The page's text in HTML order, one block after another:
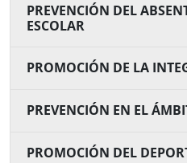
PREVENCIÓN DEL
ESCOLAR
PROMOCIÓN DE LA
PREVENCIÓN EN EL
PROMOCIÓN DEL